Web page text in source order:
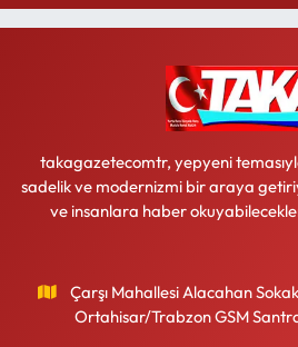
takagazetecomtr, yepyeni
sadelik ve modernizmi bir araya
ve insanlara haber
Çarşı Mahallesi Alacahan
Ortahisar/Trabzon GSM